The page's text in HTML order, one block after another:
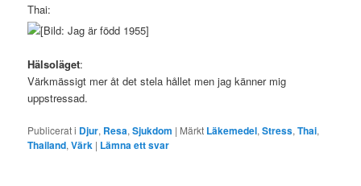
Thai:
Hälsoläget:
Värkmässigt mer åt det stela hållet men jag känner mig
uppstressad.
Publicerat i Djur, Resa,Sjukdom | Märkt Läkemedel,Stress,Thai,
Thailand,Värk | Lämna ett svar